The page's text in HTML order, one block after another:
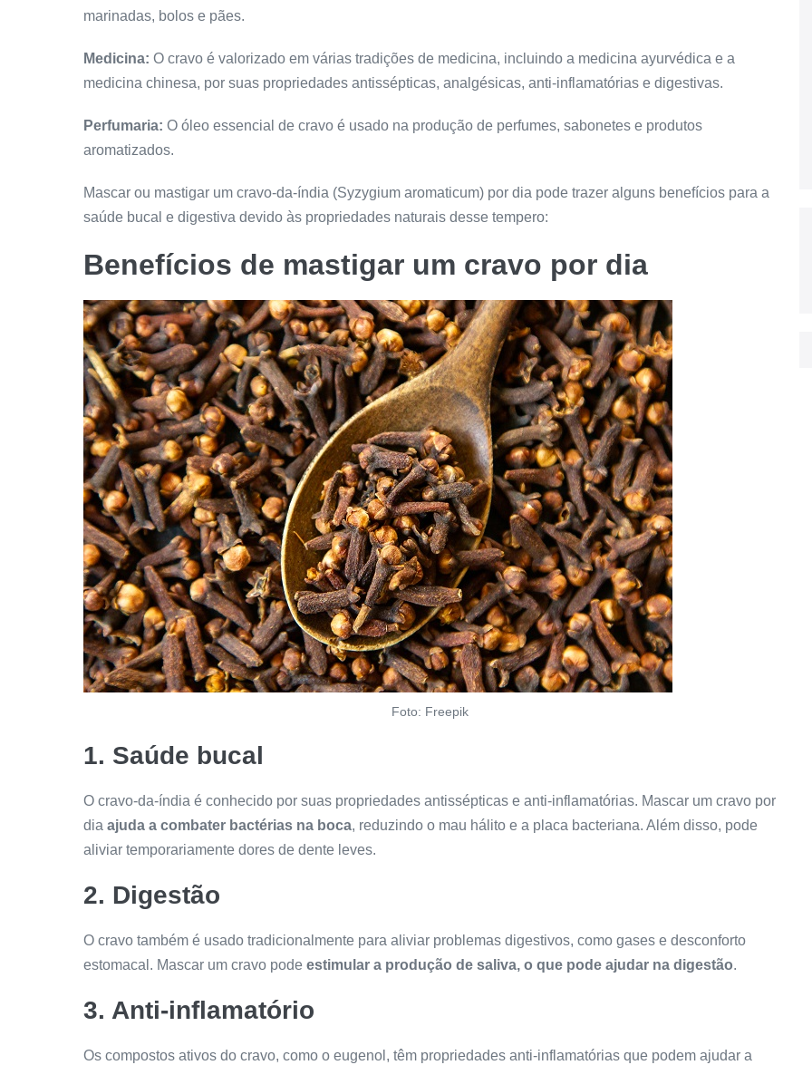
marinadas, bolos e pães.
Medicina: O cravo é valorizado em várias tradições de medicina, incluindo a medicina ayurvédica e a
medicina chinesa, por suas propriedades antissépticas, analgésicas, anti-inflamatórias e digestivas.
Perfumaria: O óleo essencial de cravo é usado na produção de perfumes, sabonetes e produtos
aromatizados.
Mascar ou mastigar um cravo-da-índia (Syzygium aromaticum) por dia pode trazer alguns benefícios para a
saúde bucal e digestiva devido às propriedades naturais desse tempero:
Benefícios de mastigar um cravo por dia
Foto: Freepik
1. Saúde bucal
O cravo-da-índia é conhecido por suas propriedades antissépticas e anti-inflamatórias. Mascar um cravo por
dia ajuda a combater bactérias na boca, reduzindo o mau hálito e a placa bacteriana. Além disso, pode
aliviar temporariamente dores de dente leves.
2. Digestão
O cravo também é usado tradicionalmente para aliviar problemas digestivos, como gases e desconforto
estomacal. Mascar um cravo pode estimular a produção de saliva, o que pode ajudar na digestão.
3. Anti-inflamatório
Os compostos ativos do cravo, como o eugenol, têm propriedades anti-inflamatórias que podem ajudar a